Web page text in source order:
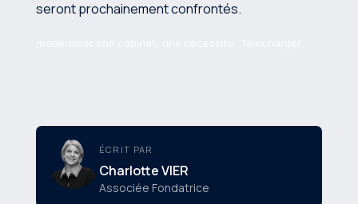
seront prochainement confrontés.
ÉCRIT PAR
Charlotte VIER
Associée Fondatrice